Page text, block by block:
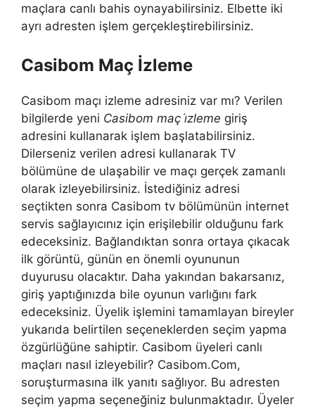
maçlara canlı bahis oynayabilirsiniz. Elbette iki
ayrı adresten işlem gerçekleştirebilirsiniz.
Casibom Maç İzleme
Casibom maçı izleme adresiniz var mı? Verilen
bilgilerde yeni Casibom maç i̇zleme giriş
adresini kullanarak işlem başlatabilirsiniz.
Dilerseniz verilen adresi kullanarak TV
bölümüne de ulaşabilir ve maçı gerçek zamanlı
olarak izleyebilirsiniz. İstediğiniz adresi
seçtikten sonra Casibom tv bölümünün internet
servis sağlayıcınız için erişilebilir olduğunu fark
edeceksiniz. Bağlandıktan sonra ortaya çıkacak
ilk görüntü, günün en önemli oyununun
duyurusu olacaktır. Daha yakından bakarsanız,
giriş yaptığınızda bile oyunun varlığını fark
edeceksiniz. Üyelik işlemini tamamlayan bireyler
yukarıda belirtilen seçeneklerden seçim yapma
özgürlüğüne sahiptir. Casibom üyeleri canlı
maçları nasıl izleyebilir? Casibom.Com,
soruşturmasına ilk yanıtı sağlıyor. Bu adresten
seçim yapma seçeneğiniz bulunmaktadır. Üyeler